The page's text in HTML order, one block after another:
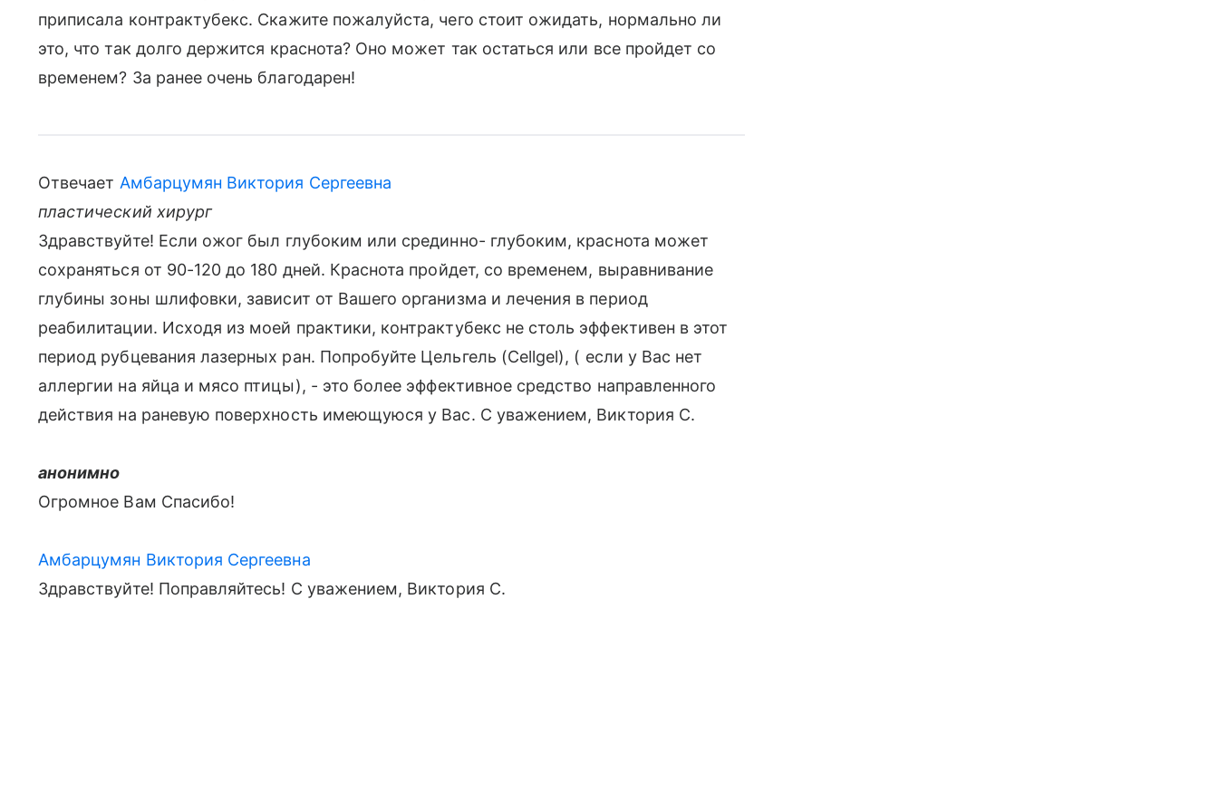
приписала контрактубекс. Скажите пожалуйста, чего стоит ожидать, нормально ли
это, что так долго держится краснота? Оно может так остаться или все пройдет со
временем? За ранее очень благодарен!
Отвечает Амбарцумян Виктория Сергеевна
пластический хирург
Здравствуйте! Если ожог был глубоким или срединно- глубоким, краснота может
сохраняться от 90-120 до 180 дней. Краснота пройдет, со временем, выравнивание
глубины зоны шлифовки, зависит от Вашего организма и лечения в период
реабилитации. Исходя из моей практики, контрактубекс не столь эффективен в этот
период рубцевания лазерных ран. Попробуйте Цельгель (Cellgel), ( если у Вас нет
аллергии на яйца и мясо птицы), - это более эффективное средство направленного
действия на раневую поверхность имеющуюся у Вас. С уважением, Виктория С.
анонимно
Огромное Вам Спасибо!
Амбарцумян Виктория Сергеевна
Здравствуйте! Поправляйтесь! С уважением, Виктория С.